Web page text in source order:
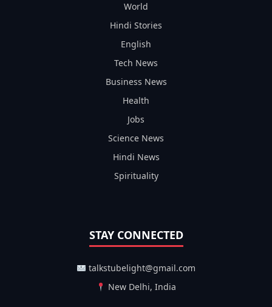
World
Hindi Stories
English
Tech News
Business News
Health
Jobs
Science News
Hindi News
Spirituality
STAY CONNECTED
talkstubelight@gmail.com
New Delhi, India